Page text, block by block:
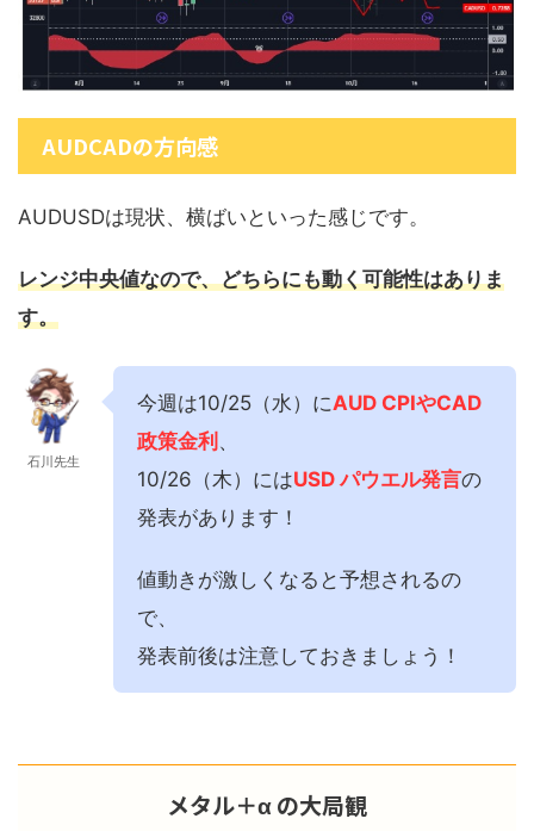
AUDCADの方向感
AUDUSDは現状、横ばいといった感じです。
レンジ中央値なので、どちらにも動く可能性はありま
す。
石川先生
今週は10/25（水）にAUD CPIやCAD
政策金利 、
10/26（木）にはUSD パウエル発言の
発表があります！
値動きが激しくなると予想されるの
で、
発表前後は注意しておきましょう！
メタル＋α の大局観